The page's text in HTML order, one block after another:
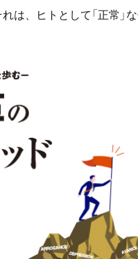
は、ヒトとして「正常」